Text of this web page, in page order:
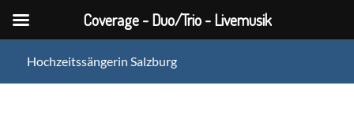
Hochzeitssängerin Salzburg
Coverage - Duo/Trio - Livemusik